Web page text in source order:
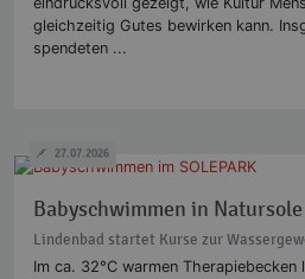
gleichzeitig Gutes bewirken kann.
spendeten ...
Babyschwimmen in Natursole
Lindenbad startet Kurse zur
Im ca. 32°C warmen Therapiebecken
27.07.2026